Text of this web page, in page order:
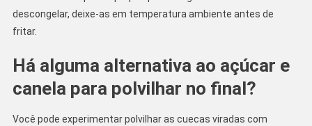
descongelar, deixe-as em temperatura ambiente antes de
fritar.
Há alguma alternativa ao açúcar e
canela para polvilhar no final?
Você pode experimentar polvilhar as cuecas viradas com